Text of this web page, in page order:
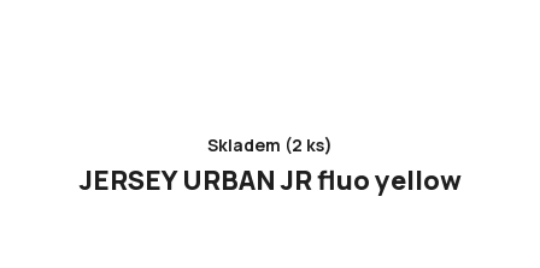
Skladem (2 ks)
JERSEY URBAN JR fluo yellow